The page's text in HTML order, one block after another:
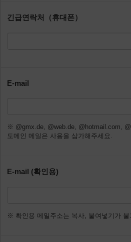
긴급연락처（휴대폰）
E-mail
※ @gmx.de, @web.de, @hotmail.com,
도메인 메일은 사용을 삼가해주세요.
E-mail (확인용)
※ 확인용 메일주소는 복사, 붙여넣기가 불